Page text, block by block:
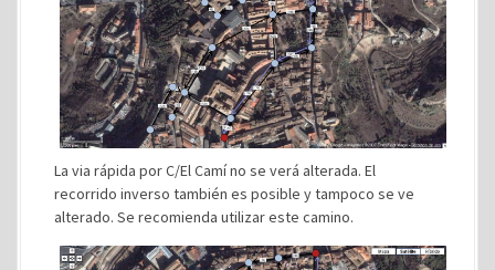
La via rápida por C/El Camí no se verá alterada. El
recorrido inverso también es posible y tampoco se ve
alterado. Se recomienda utilizar este camino.